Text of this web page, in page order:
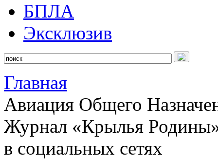
БПЛА
Эксклюзив
Главная
Авиация Общего
Журнал «Крылья
в социальных сетях